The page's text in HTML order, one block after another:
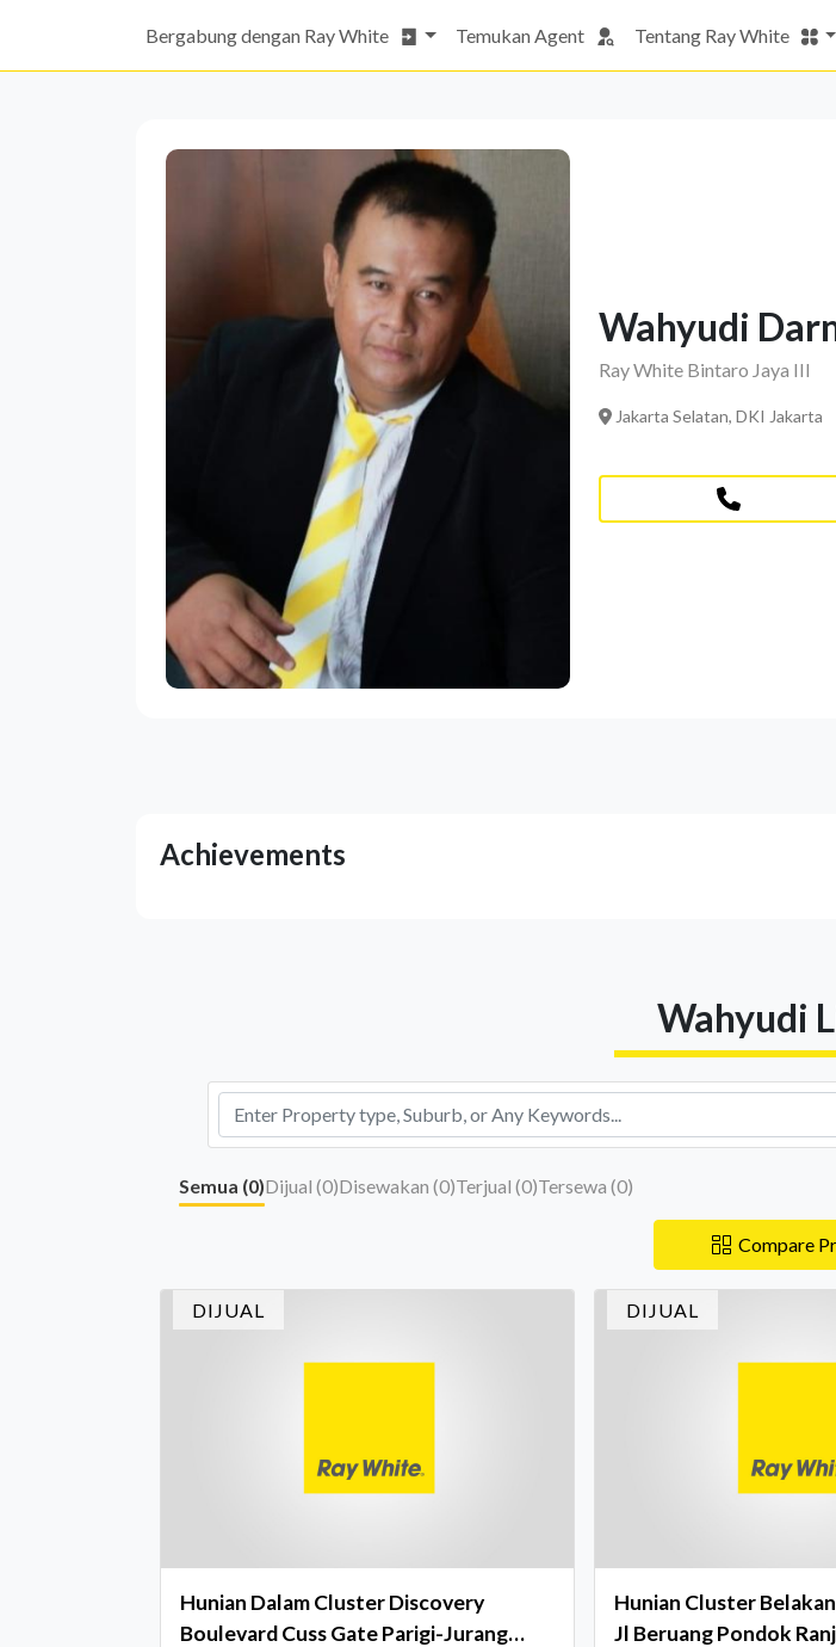
Bergabung dengan Ray White Temukan Agent Tentang Ray White
Wahyudi
Ray White Bintaro Jaya III
Jakarta Selatan, DKI Jakarta
Achievements
Wahyudi
Semua (0)Dijual (0)Disewakan (0)Terjual (0)Tersewa (0)
Compare
DIJUAL
Hunian Dalam Cluster Discovery
Boulevard Cuss Gate Parigi-Jurang
DIJUAL
Hunian Cluster
Jl Beruang Pondok